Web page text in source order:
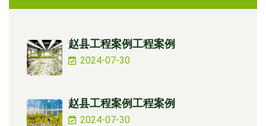
赵县工程案例工程案例
2024-07-30
赵县工程案例工程案例
2024-07-30